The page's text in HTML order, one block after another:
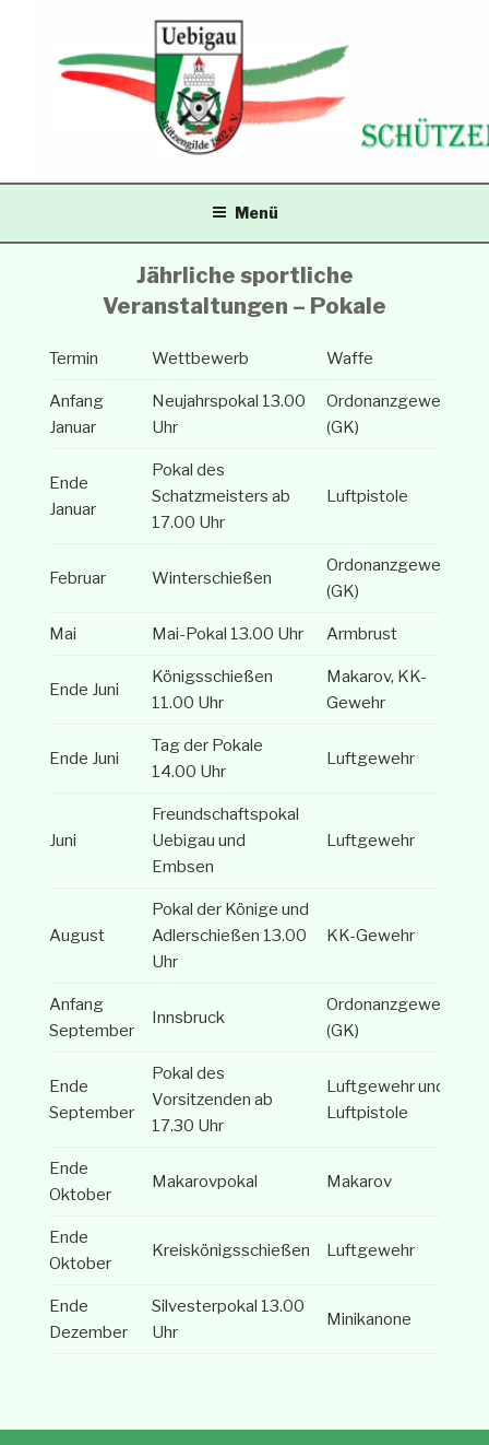
springen
SCHÜTZENGILDE
UEBIGAU
Menü
Jährliche sportliche
Veranstaltungen – Pokale
Termin Wettbewerb Waffe
Anfang
Januar
Neujahrspokal 13.00
Uhr
Ordonanzgewehr
(GK)
Ende
Januar
Pokal des
Schatzmeisters ab
17.00 Uhr
Luftpistole
Februar Winterschießen
Ordonanzgewehr
(GK)
Mai Mai-Pokal 13.00 Uhr Armbrust
Ende Juni
Königsschießen
11.00 Uhr
Makarov, KK-
Gewehr
Ende Juni
Tag der Pokale
14.00 Uhr
Luftgewehr
Juni
Freundschaftspokal
Uebigau und
Embsen
Luftgewehr
August
Pokal der Könige und
Adlerschießen 13.00
Uhr
KK-Gewehr
Anfang
September
Innsbruck
Ordonanzgewehr
(GK)
Ende
September
Pokal des
Vorsitzenden ab
17.30 Uhr
Luftgewehr und
Luftpistole
Ende
Oktober
Makarovpokal Makarov
Ende
Oktober
Kreiskönigsschießen Luftgewehr
Ende
Dezember
Silvesterpokal 13.00
Uhr
Minikanone